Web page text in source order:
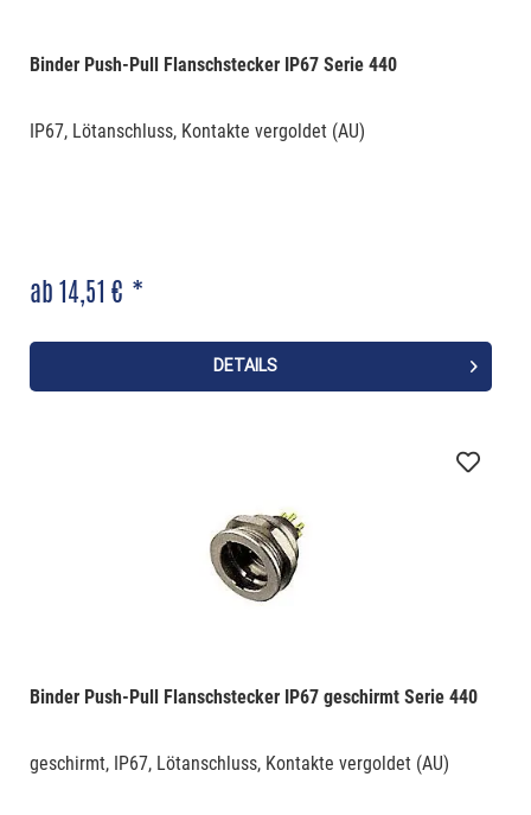
Binder Push-Pull Flanschstecker IP67 Serie 440
IP67, Lötanschluss, Kontakte vergoldet (AU)
ab 14,51 € *
DETAILS
Binder Push-Pull Flanschstecker IP67 geschirmt Serie 440
geschirmt, IP67, Lötanschluss, Kontakte vergoldet (AU)